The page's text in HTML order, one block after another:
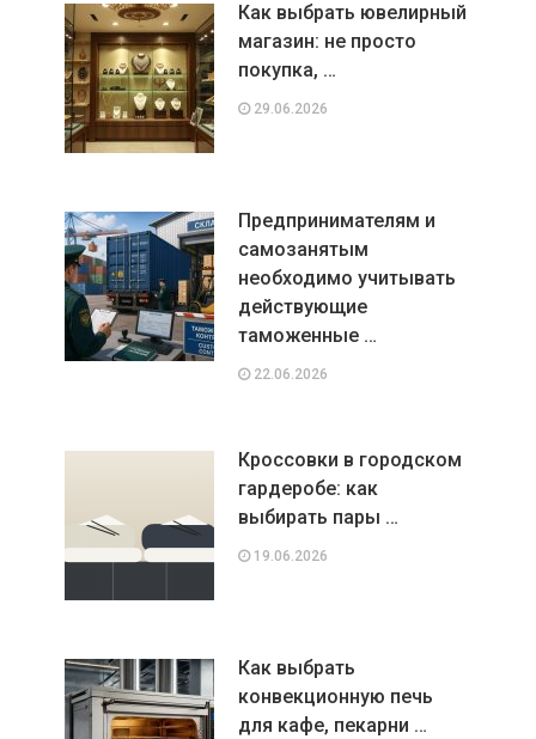
Как выбрать ювелирный
магазин: не просто
покупка, …
29.06.2026
Предпринимателям и
самозанятым
необходимо учитывать
действующие
таможенные …
22.06.2026
Кроссовки в городском
гардеробе: как
выбирать пары …
19.06.2026
Как выбрать
конвекционную печь
для кафе, пекарни …